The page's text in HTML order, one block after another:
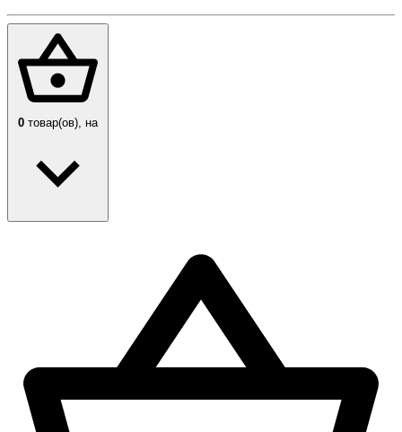
0 товар(ов), на